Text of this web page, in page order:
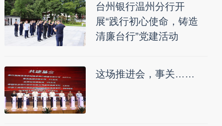
台州银行温州分行开
展“践行初心使命，铸造
清廉台行”党建活动
这场推进会，事关……